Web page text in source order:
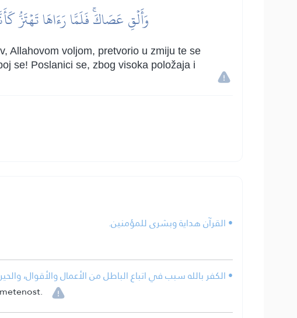
وَأَلۡقِ عَصَاكَۚ فَلَمَّا رَءَاهَا تَهۡتَزُّ
Allahovom voljom, pretvorio u zmiju te se
se! Poslanici se, zbog visoka položaja i
• القرآن هداية وبشرى للمؤمنين.
• الكفر بالله سبب في اتباع الباطل من الأعمال والأقوال،